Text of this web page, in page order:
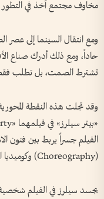
مخاوف مجتمع آخذ في
ومع انتقال السينما إلى عصر
حاداً، ومع ذلك أدرك صناع
تشترط الصمت، بل تطلب فقط
​وقد تجلت هذه النقطة
الفيلم جسراً يربط بين فنون
(Choreography) وكوميديا الموقف المعاصرة.
​يجسد سيلرز في الفيلم